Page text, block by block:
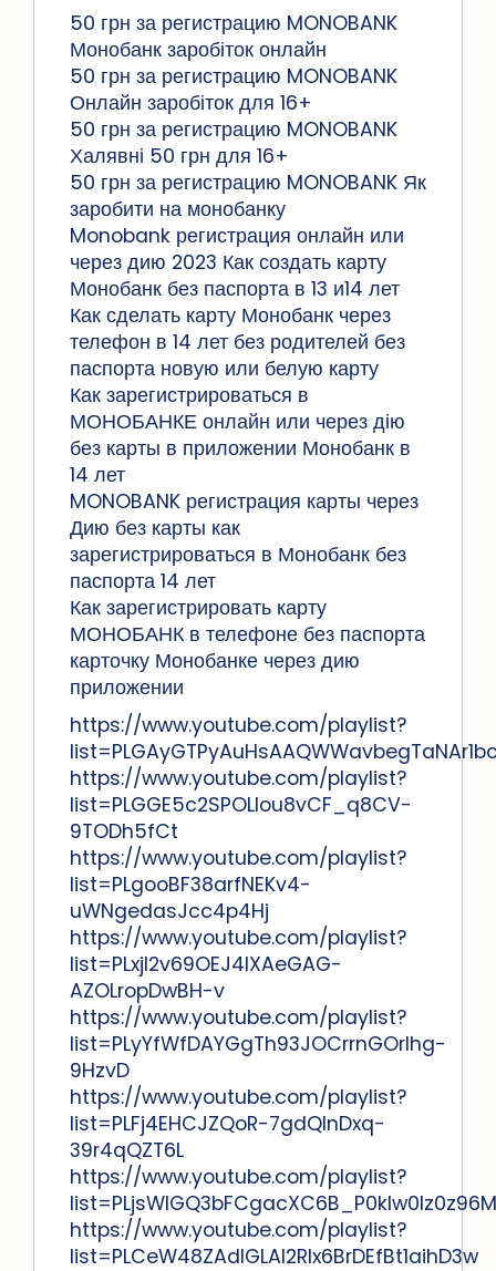
50 грн за регистрацию MONOBANK
Монобанк заробіток онлайн
50 грн за регистрацию MONOBANK
Онлайн заробіток для 16+
50 грн за регистрацию MONOBANK
Халявні 50 грн для 16+
50 грн за регистрацию MONOBANK Як
заробити на монобанку
Monobank регистрация онлайн или
через дию 2023 Как создать карту
Монобанк без паспорта в 13 и14 лет
Как сделать карту Монобанк через
телефон в 14 лет без родителей без
паспорта новую или белую карту
Как зарегистрироваться в
МОНОБАНКЕ онлайн или через дію
без карты в приложении Монобанк в
14 лет
MONOBANK регистрация карты через
Дию без карты как
зарегистрироваться в Монобанк без
паспорта 14 лет
Как зарегистрировать карту
МОНОБАНК в телефоне без паспорта
карточку Монобанке через дию
приложении
https://www.youtube.com/playlist?
https://www.youtube.com/playlist?
list=PLGGE5c2SPOLIou8vCF_q8CV-
9TODh5fCt
https://www.youtube.com/playlist?
list=PLgooBF38arfNEKv4-
uWNgedasJcc4p4Hj
https://www.youtube.com/playlist?
list=PLxjl2v69OEJ4IXAeGAG-
AZOLropDwBH-v
https://www.youtube.com/playlist?
list=PLyYfWfDAYGgTh93JOCrrnGOrlhg-
9HzvD
https://www.youtube.com/playlist?
list=PLFj4EHCJZQoR-7gdQInDxq-
39r4qQZT6L
https://www.youtube.com/playlist?
https://www.youtube.com/playlist?
list=PLCeW48ZAdlGLAl2Rlx6BrDEfBt1aihD3w